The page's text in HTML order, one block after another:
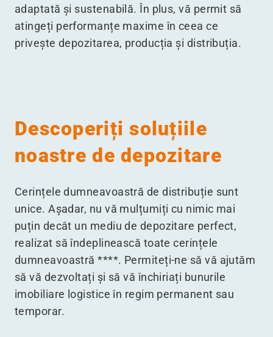
adaptată și sustenabilă. În plus, vă permit să
atingeți performanțe maxime în ceea ce
privește depozitarea, producția și distribuția.
Descoperiți soluțiile
noastre de depozitare
Cerințele dumneavoastră de distribuție sunt
unice. Așadar, nu vă mulțumiți cu nimic mai
puțin decât un mediu de depozitare perfect,
realizat să îndeplinească toate cerințele
dumneavoastră ****. Permiteți-ne să vă ajutăm
să vă dezvoltați și să vă închiriați bunurile
imobiliare logistice în regim permanent sau
temporar.